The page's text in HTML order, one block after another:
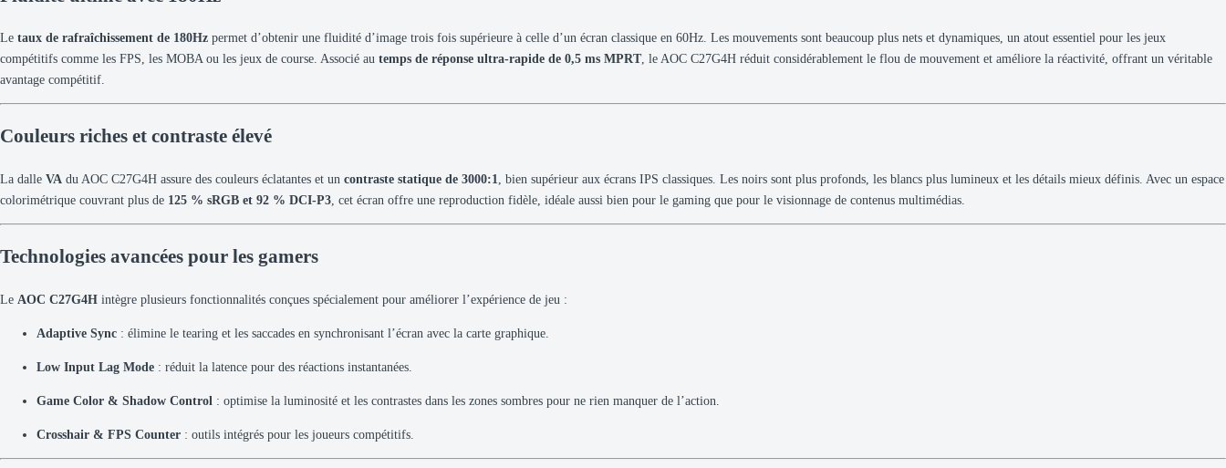
Le taux de rafraîchissement de 180Hz permet d’obtenir une fluidité d’image trois fois supérieure à celle d’un écran classique en 60Hz. Les mouvements sont beaucoup plus nets et dynamiques, un atout essentiel pour les jeux
compétitifs comme les FPS, les MOBA ou les jeux de course. Associé au temps de réponse ultra-rapide de 0,5 ms MPRT, le AOC C27G4H réduit considérablement le flou de mouvement et améliore la réactivité, offrant un véritable
avantage compétitif.
Couleurs riches et contraste élevé
La dalle VA du AOC C27G4H assure des couleurs éclatantes et un contraste statique de 3000:1
, bien supérieur aux écrans IPS classiques. Les noirs sont plus profonds, les blancs plus lumineux et les détails mieux définis. Avec un espace
colorimétrique couvrant plus de 125 % sRGB et 92 % DCI-P3 , cet écran offre une reproduction fidèle, idéale aussi bien pour le gaming que pour le visionnage de contenus multimédias.
Technologies avancées pour les gamers
Le AOC C27G4H intègre plusieurs fonctionnalités conçues spécialement pour améliorer l’expérience de jeu :
Adaptive Sync : élimine le tearing et les saccades en synchronisant l’écran avec la carte graphique.
Low Input Lag Mode : réduit la latence pour des réactions instantanées.
Game Color & Shadow Control : optimise la luminosité et les contrastes dans les zones sombres pour ne rien manquer de l’action.
Crosshair & FPS Counter : outils intégrés pour les joueurs compétitifs.